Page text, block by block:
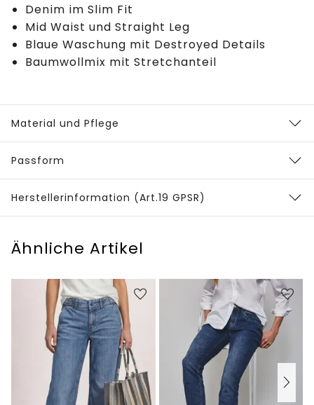
Denim im Slim Fit
Mid Waist und Straight Leg
Blaue Waschung mit Destroyed Details
Baumwollmix mit Stretchanteil
Material und Pflege
Passform
Herstellerinformation (Art.19 GPSR)
Ähnliche Artikel